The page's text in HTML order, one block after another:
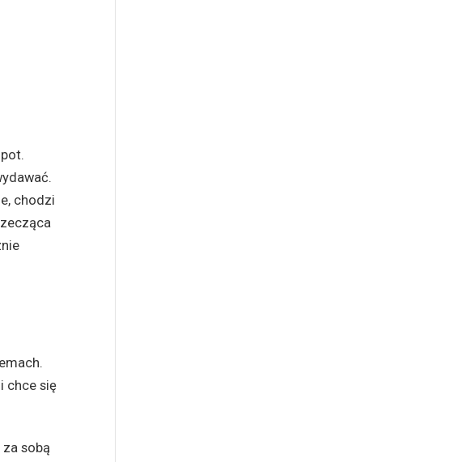
chodzi
chce się
sobą